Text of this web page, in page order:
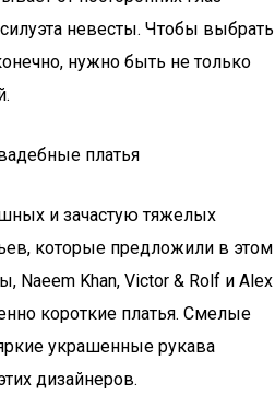
невесты. Чтобы выбрать
нужно быть не только
платья
и зачастую тяжелых
которые предложили в этом
Naeem Khan, Victor & Rolf и Alex
короткие платья. Смелые
украшенные рукава
дизайнеров.